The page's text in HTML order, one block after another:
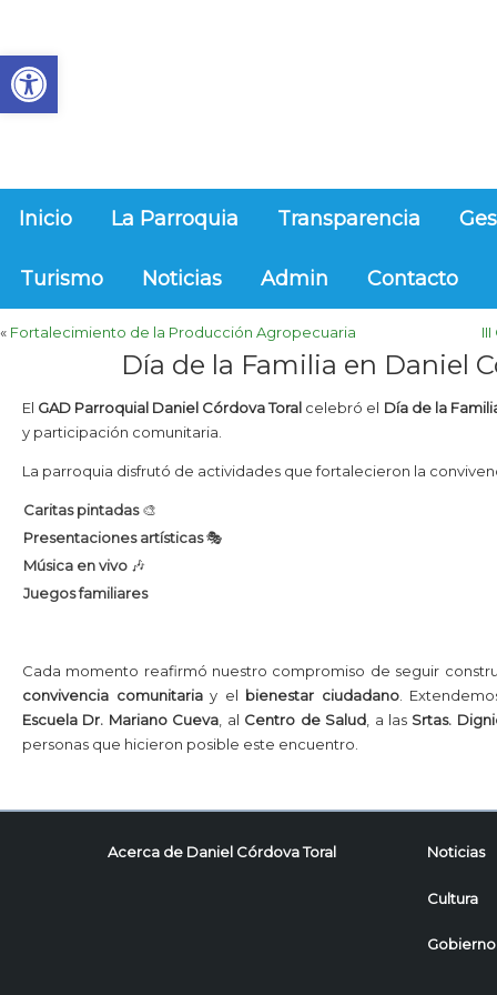
Inicio La Parroquia Transparencia
Turismo Noticias Admin Contacto
« Fortalecimiento de la Producción Agropecuaria
Día de la Familia en Daniel
El GAD Parroquial Daniel Córdova Toral celebró el Día de la
y participación comunitaria.
La parroquia disfrutó de actividades que fortalecieron la
Caritas pintadas🎨
Presentaciones artísticas🎭
Música en vivo 🎶
Juegos familiares
Cada momento reafirmó nuestro compromiso de seguir
convivencia comunitariay el bienestar ciudadano.
Escuela Dr. Mariano Cueva , al Centro de Salud , a las Srtas.
personas que hicieron posible este encuentro.
Acerca de Daniel Córdova Toral Noticias
Cultura
Gobierno
Abrir barra de herramientas